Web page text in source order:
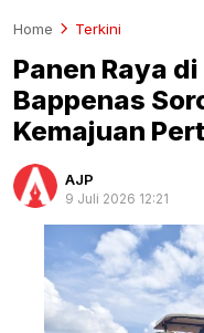
Home Terkini
Panen Raya
Bappenas
Kemajuan
AJP
9 Juli 2026 12:21